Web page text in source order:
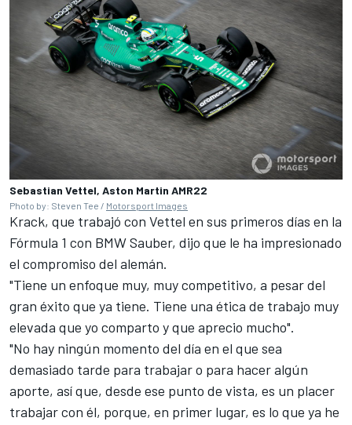
Sebastian Vettel, Aston Martin AMR22
Photo by: Steven Tee / Motorsport Images
Krack, que trabajó con Vettel en sus primeros días en la
Fórmula 1 con BMW Sauber, dijo que le ha impresionado
el compromiso del alemán.
"Tiene un enfoque muy, muy competitivo, a pesar del
gran éxito que ya tiene. Tiene una ética de trabajo muy
elevada que yo comparto y que aprecio mucho".
"No hay ningún momento del día en el que sea
demasiado tarde para trabajar o para hacer algún
aporte, así que, desde ese punto de vista, es un placer
trabajar con él, porque, en primer lugar, es lo que ya he